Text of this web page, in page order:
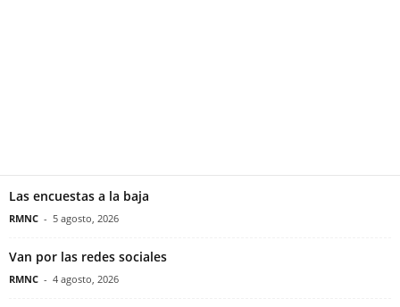
Las encuestas a la baja
RMNC - 5 agosto, 2026
Van por las redes sociales
RMNC - 4 agosto, 2026